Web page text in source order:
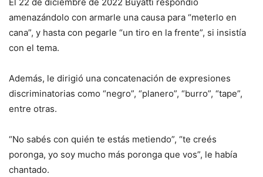
amenazándolo con armarle una causa para “meterlo en
cana”, y hasta con pegarle “un tiro en la frente”, si insistía
con el tema.
Además, le dirigió una concatenación de expresiones
discriminatorias como “negro”, “planero”, “burro”, “tape”,
entre otras.
“No sabés con quién te estás metiendo”, “te creés
poronga, yo soy mucho más poronga que vos”, le había
chantado.